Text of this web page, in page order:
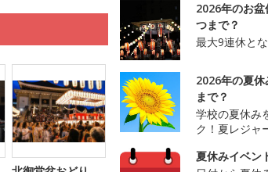
2026年のお
つまで？
最大9連休と
2026年の夏
まで？
学校の夏休み
ク！夏レジャ
夏休みイベン